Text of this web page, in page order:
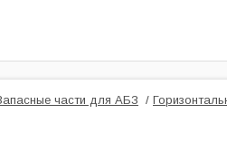
части для АБЗ /